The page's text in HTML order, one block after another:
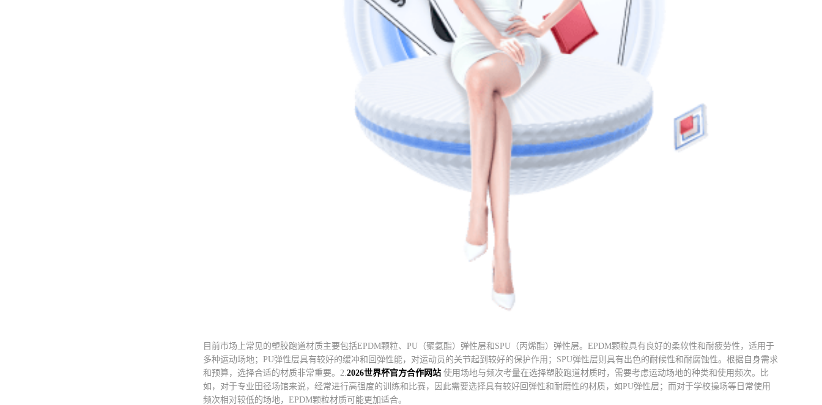
目前市场上常见的塑胶跑道材质主要包括EPDM颗粒、PU（聚氨酯）弹性层和SPU（丙烯酯）弹性层。EPDM颗粒具有良好的柔软性和耐疲劳性，适用于
多种运动场地；PU弹性层具有较好的缓冲和回弹性能，对运动员的关节起到较好的保护作用；SPU弹性层则具有出色的耐候性和耐腐蚀性。根据自身需求
和预算，选择合适的材质非常重要。2.2026世界杯官方合作网站 使用场地与频次考量在选择塑胶跑道材质时，需要考虑运动场地的种类和使用频次。比
如，对于专业田径场馆来说，经常进行高强度的训练和比赛，因此需要选择具有较好回弹性和耐磨性的材质，如PU弹性层；而对于学校操场等日常使用
频次相对较低的场地，EPDM颗粒材质可能更加适合。